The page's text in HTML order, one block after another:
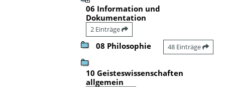
06 Information und
Dokumentation
2 Einträge
08 Philosophie 48 Einträge
10 Geisteswissenschaften
allgemein